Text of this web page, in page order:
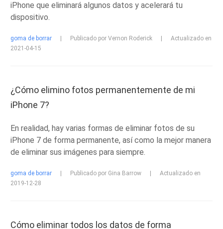
iPhone que eliminará algunos datos y acelerará tu
dispositivo.
goma de borrar Publicado por Vernon Roderick
Actualizado en
2021-04-15
¿Cómo elimino fotos permanentemente de mi
iPhone 7?
En realidad, hay varias formas de eliminar fotos de su
iPhone 7 de forma permanente, así como la mejor manera
de eliminar sus imágenes para siempre.
goma de borrar Publicado por Gina Barrow
Actualizado en
2019-12-28
Cómo eliminar todos los datos de forma